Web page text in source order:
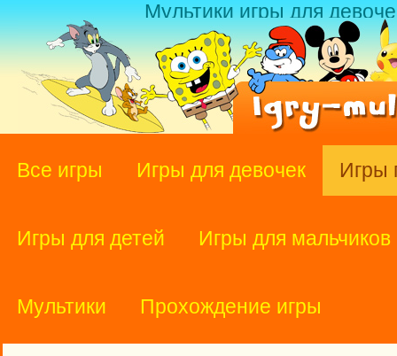
Мультики игры для
Все игры Игры для девочек Игры
Игры для детей Игры для мальчиков
Мультики Прохождение игры